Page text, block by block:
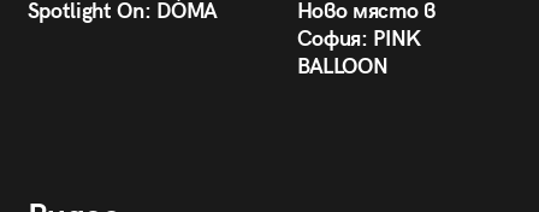
Spotlight On: DÒMA
Ново място в
София: PINK
BALLOON